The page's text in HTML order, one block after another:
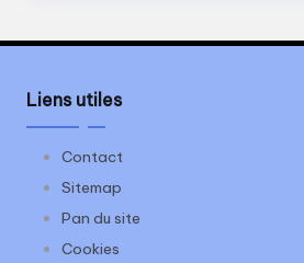
Liens utiles
Contact
Sitemap
Pan du site
Cookies